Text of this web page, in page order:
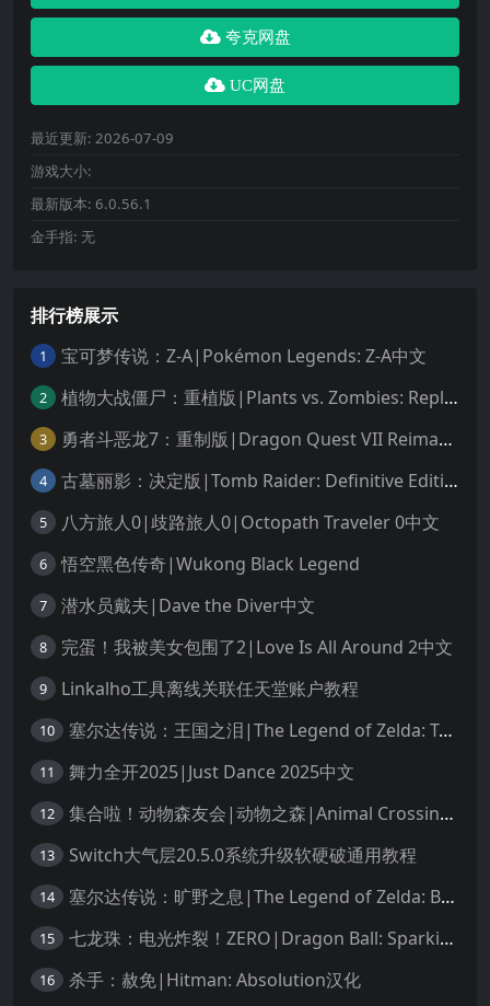
夸克网盘
UC网盘
最近更新: 2026-07-09
游戏大小:
最新版本: 6.0.56.1
金手指: 无
排行榜展示
1 宝可梦传说：Z-A|Pokémon Legends: Z-A中文
2 植物大战僵尸：重植版|Plants vs. Zombies: Replanted中文
3 勇者斗恶龙7：重制版|Dragon Quest VII Reimagined中文
4 古墓丽影：决定版|Tomb Raider: Definitive Edition中文
5 八方旅人0|歧路旅人0|Octopath Traveler 0中文
6 悟空黑色传奇|Wukong Black Legend
7 潜水员戴夫|Dave the Diver中文
8 完蛋！我被美女包围了2|Love Is All Around 2中文
9 Linkalho工具离线关联任天堂账户教程
10 塞尔达传说：王国之泪|The Legend of Zelda: Tears of the Kingdom中文
11 舞力全开2025|Just Dance 2025中文
12 集合啦！动物森友会|动物之森|Animal Crossing: New Horizons中文
13 Switch大气层20.5.0系统升级软硬破通用教程
14 塞尔达传说：旷野之息|The Legend of Zelda: Breath of the Wild中文
15 七龙珠：电光炸裂！ZERO|Dragon Ball: Sparking! Zero中文
16 杀手：赦免|Hitman: Absolution汉化